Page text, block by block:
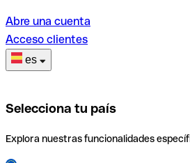
Abre una cuenta
Acceso clientes
es
Selecciona tu país
Explora nuestras funcionalidades